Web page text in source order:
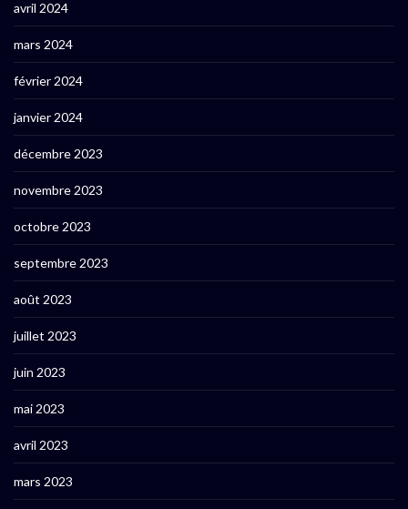
avril 2024
mars 2024
février 2024
janvier 2024
décembre 2023
novembre 2023
octobre 2023
septembre 2023
août 2023
juillet 2023
juin 2023
mai 2023
avril 2023
mars 2023